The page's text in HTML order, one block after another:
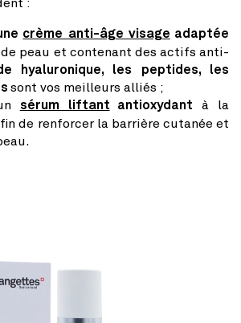
:
crème anti-âge visage adaptée
peau et contenant des actifs anti-
hyaluronique, les peptides, les
sont vos meilleurs alliés ;
sérum liftant antioxydant à la
de renforcer la barrière cutanée et